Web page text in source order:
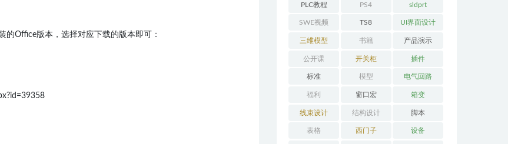
的Office版本，选择对应下载的版本即可：
PLC教程 PS4 sldprt
SWE视频 TS8 UI界面设计
三维模型 书籍 产品演示
公开课 开关柜 插件
标准 模型 电气回路
福利 窗口宏 箱变
线束设计 结构设计 脚本
表格 西门子 设备